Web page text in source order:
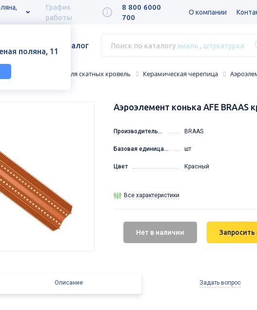
поляна, 11
График
работы
8 800 6000
700
О компании
Каталог Поиск по каталогу эмаль штукатурка
и аксессуары для скатных кровель Керамическая черепица
Аэроэлемент конька AFE BRAAS
Производитель... BRAAS
Базовая единица... шт
Цвет Красный
Все характеристики
Нет в наличии Запросить
Описание Задать вопрос